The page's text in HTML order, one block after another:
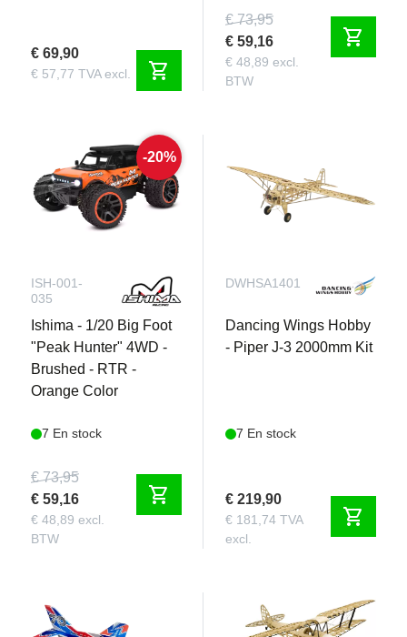
€ 69,90
€ 57,77 TVA excl. shopping_cart
€ 73,95
€ 59,16
€ 48,89 excl.
BTW
shopping_cart
-20%
ISH-001-
035
Ishima - 1/20 Big Foot
"Peak Hunter" 4WD -
Brushed - RTR -
Orange Color
7 En stock
€ 73,95
€ 59,16
€ 48,89 excl.
BTW
shopping_cart
DWHSA1401
Dancing Wings Hobby
- Piper J-3 2000mm Kit
7 En stock
€ 219,90
€ 181,74 TVA
excl.
shopping_cart